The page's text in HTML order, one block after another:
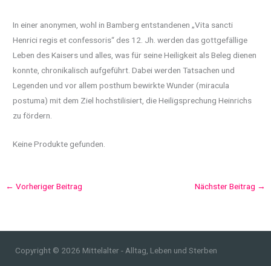
In einer anonymen, wohl in Bamberg entstandenen „Vita sancti
Henrici regis et confessoris“ des 12. Jh. werden das gottgefällige
Leben des Kaisers und alles, was für seine Heiligkeit als Beleg dienen
konnte, chronikalisch aufgeführt. Dabei werden Tatsachen und
Legenden und vor allem posthum bewirkte Wunder (miracula
postuma) mit dem Ziel hochstilisiert, die Heiligsprechung Heinrichs
zu fördern.
Keine Produkte gefunden.
← Vorheriger Beitrag Nächster Beitrag →
Copyright © 2026 Mittelalter - Alltag, Leben und Sterben